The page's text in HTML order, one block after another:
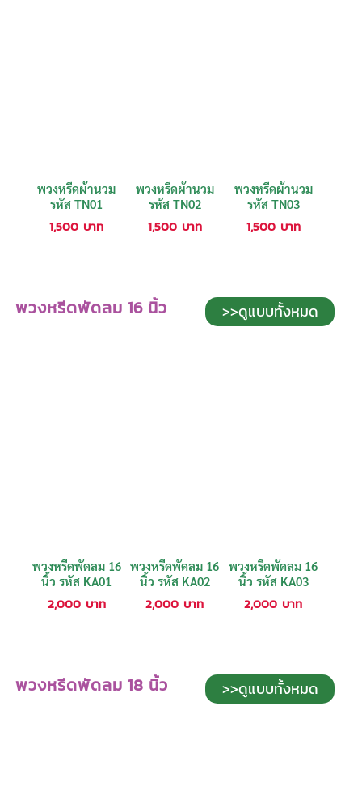
พวงหรีดผ้านวม
รหัส TN01
1,500 บาท
พวงหรีดผ้านวม
รหัส TN02
1,500 บาท
พวงหรีดผ้านวม
รหัส TN03
1,500 บาท
พวงหรีดพัดลม 16 นิ้ว >>ดูแบบทั้งหมด
พวงหรีดพัดลม 16
นิ้ว รหัส KA01
2,000 บาท
พวงหรีดพัดลม 16
นิ้ว รหัส KA02
2,000 บาท
พวงหรีดพัดลม 16
นิ้ว รหัส KA03
2,000 บาท
พวงหรีดพัดลม 18 นิ้ว >>ดูแบบทั้งหมด